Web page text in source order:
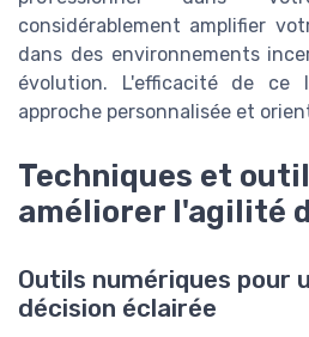
considérablement amplifier
dans des environnements
évolution. L'efficacité de ce
approche personnalisée et
Techniques et
améliorer l'agilité
Outils numériques pour
décision éclairée